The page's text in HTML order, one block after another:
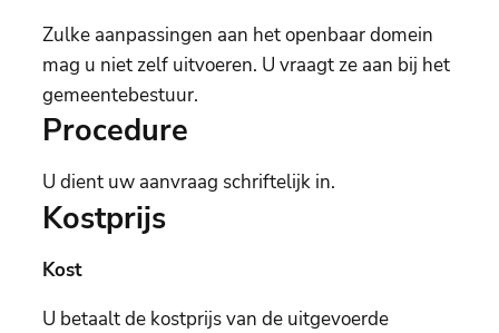
Zulke aanpassingen aan het openbaar domein
mag u niet zelf uitvoeren. U vraagt ze aan bij het
gemeentebestuur.
Procedure
U dient uw aanvraag schriftelijk in.
Kostprijs
Kost
U betaalt de kostprijs van de uitgevoerde